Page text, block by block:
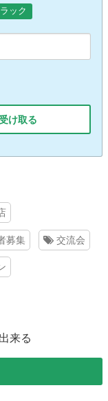
ック
け取る
募集 交流会
来る